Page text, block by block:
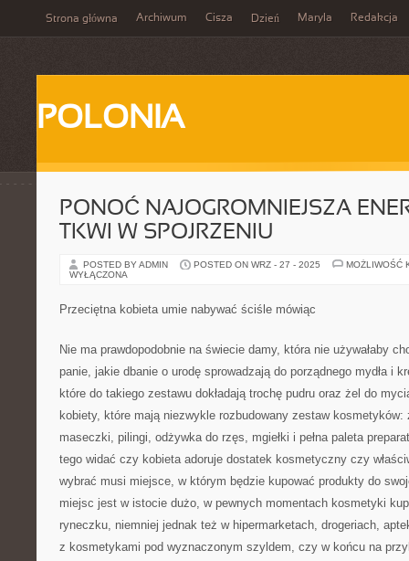
Strona główna Archiwum Cisza Dzień Maryla Redakcja
POLONIA
PONOĆ NAJOGROMNIEJSZA
TKWI W SPOJRZENIU
POSTED BY ADMIN POSTED ON WRZ - 27 - 2025
MOŻLIWOŚĆ
WYŁĄCZONA
Przeciętna kobieta umie nabywać ściśle mówiąc
Nie ma prawdopodobnie na świecie damy, która nie używałaby
panie, jakie dbanie o urodę sprowadzają do porządnego mydła i
które do takiego zestawu dokładają trochę pudru oraz żel do
kobiety, które mają niezwykle rozbudowany zestaw
maseczki, pilingi, odżywka do rzęs, mgiełki i pełna paleta
tego widać czy kobieta adoruje dostatek kosmetyczny czy
wybrać musi miejsce, w którym będzie kupować produkty do
miejsc jest w istocie dużo, w pewnych momentach kosmetyki
ryneczku, niemniej jednak też w hipermarketach, drogeriach,
z kosmetykami pod wyznaczonym szyldem, czy w końcu na